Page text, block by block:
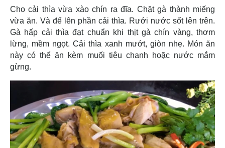
Cho cải thìa vừa xào chín ra đĩa. Chặt gà thành miếng
vừa ăn. Và để lên phần cải thìa. Rưới nước sốt lên trên.
Gà hấp cải thìa đạt chuẩn khi thịt gà chín vàng, thơm
lừng, mềm ngọt. Cải thìa xanh mướt, giòn nhẹ. Món ăn
này có thể ăn kèm muối tiêu chanh hoặc nước mắm
gừng.